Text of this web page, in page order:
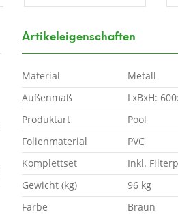
Artikeleigenschaften
Material
Metall
Außenmaß
LxBxH:
Produktart
Pool
Folienmaterial
PVC
Komplettset
Inkl.
Gewicht (kg)
96 kg
Farbe
Braun